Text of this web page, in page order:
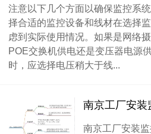
注意以下几个方面以确保监控系
择合适的监控设备和线材在选择
虑到实际使用情况。如果是网络
POE交换机供电还是变压器电源
时，应选择电压稍大于线...
南京工厂安装
南京工厂安装